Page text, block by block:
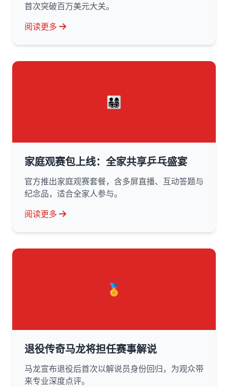
首次突破百万美元大关。
阅读更多
👨‍👩‍👧‍👦
家庭观赛包上线：全家共享乒乓盛宴
官方推出家庭观赛套餐，含多屏直播、互动答题与
纪念品，适合全家人参与。
阅读更多
🏅
退役传奇马龙将担任赛事解说
马龙宣布退役后首次以解说员身份回归，为观众带
来专业深度点评。